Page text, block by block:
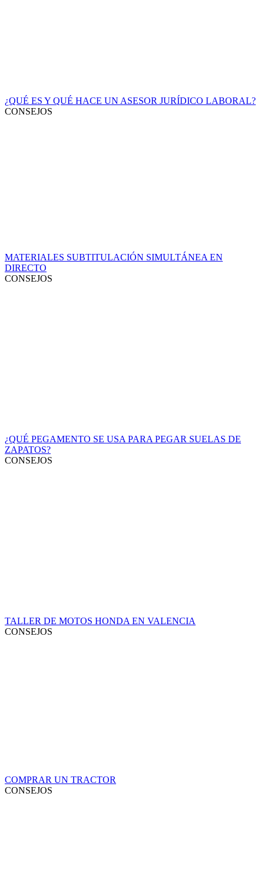
¿QUÉ ES Y QUÉ HACE UN ASESOR JURÍDICO LABORAL?
CONSEJOS
MATERIALES SUBTITULACIÓN SIMULTÁNEA EN
DIRECTO
CONSEJOS
¿QUÉ PEGAMENTO SE USA PARA PEGAR SUELAS DE
ZAPATOS?
CONSEJOS
TALLER DE MOTOS HONDA EN VALENCIA
CONSEJOS
COMPRAR UN TRACTOR
CONSEJOS